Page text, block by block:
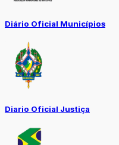
Diário Oficial Municípios
Diario Oficial Justiça